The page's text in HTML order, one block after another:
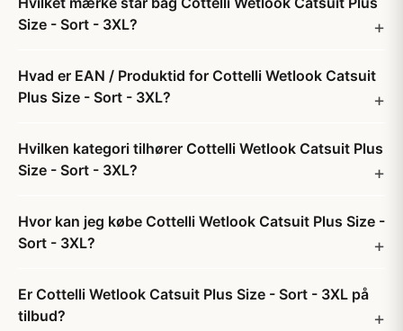
Size - Sort - 3XL?
Hvad er EAN / Produktid for Cottelli Wetlook Catsuit
Plus Size - Sort - 3XL?
Hvilken kategori tilhører Cottelli Wetlook Catsuit Plus
Size - Sort - 3XL?
Hvor kan jeg købe Cottelli Wetlook Catsuit Plus Size -
Sort - 3XL?
Er Cottelli Wetlook Catsuit Plus Size - Sort - 3XL på
tilbud?